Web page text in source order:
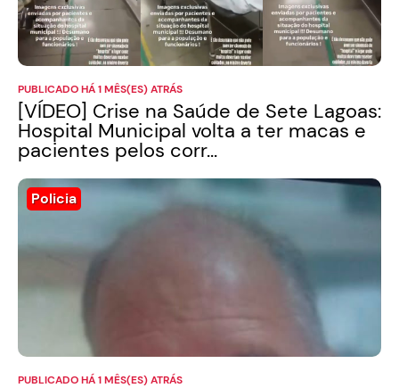
PUBLICADO HÁ 1 MÊS(ES) ATRÁS
[VÍDEO] Crise na Saúde de Sete Lagoas:
Hospital Municipal volta a ter macas e
pacientes pelos corr...
Policia
PUBLICADO HÁ 1 MÊS(ES) ATRÁS